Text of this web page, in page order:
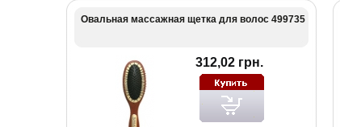
Овальная массажная щетка для волос 499735
312,02 грн.